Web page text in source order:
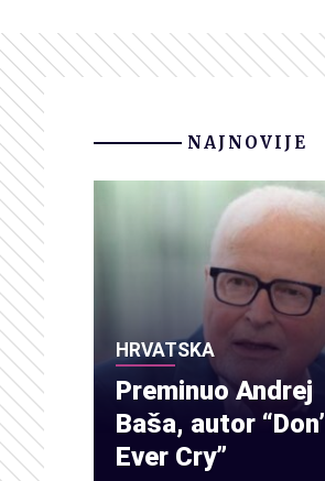
NAJNOVIJE
HRVATSKA
Preminuo Andrej
Baša, autor
Ever Cry”